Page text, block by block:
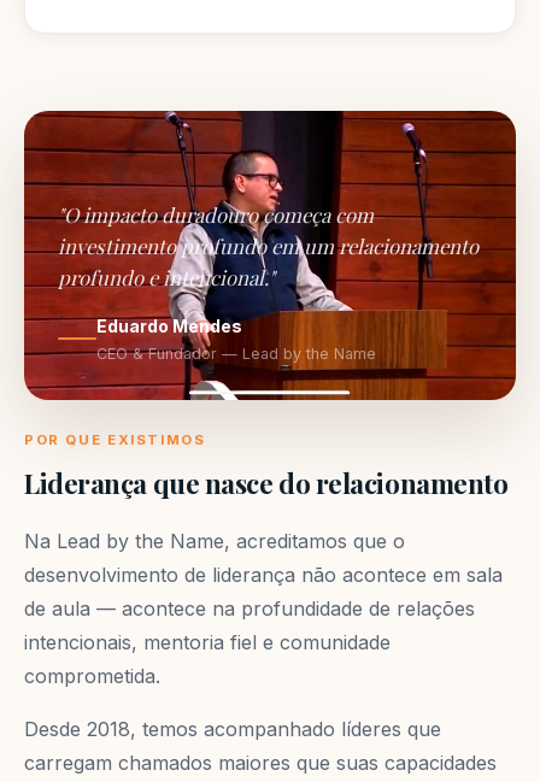
"O impacto duradouro começa com
investimento profundo em um relacionamento
profundo e intencional."
Eduardo Mendes
CEO & Fundador — Lead by the Name
POR QUE EXISTIMOS
Liderança que nasce do relacionamento
Na Lead by the Name, acreditamos que o
desenvolvimento de liderança não acontece em sala
de aula — acontece na profundidade de relações
intencionais, mentoria fiel e comunidade
comprometida.
Desde 2018, temos acompanhado líderes que
carregam chamados maiores que suas capacidades